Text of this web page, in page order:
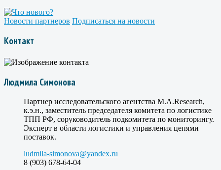
Новости партнеров Подписаться на новости
Контакт
Людмила Симонова
Партнер исследовательского агентства M.A.Research,
к.э.н., заместитель председателя комитета по логистике
ТПП РФ, соруководитель подкомитета по мониторингу.
Эксперт в области логистики и управления цепями
поставок.
ludmila-simonova@yandex.ru
8 (903) 678-64-04